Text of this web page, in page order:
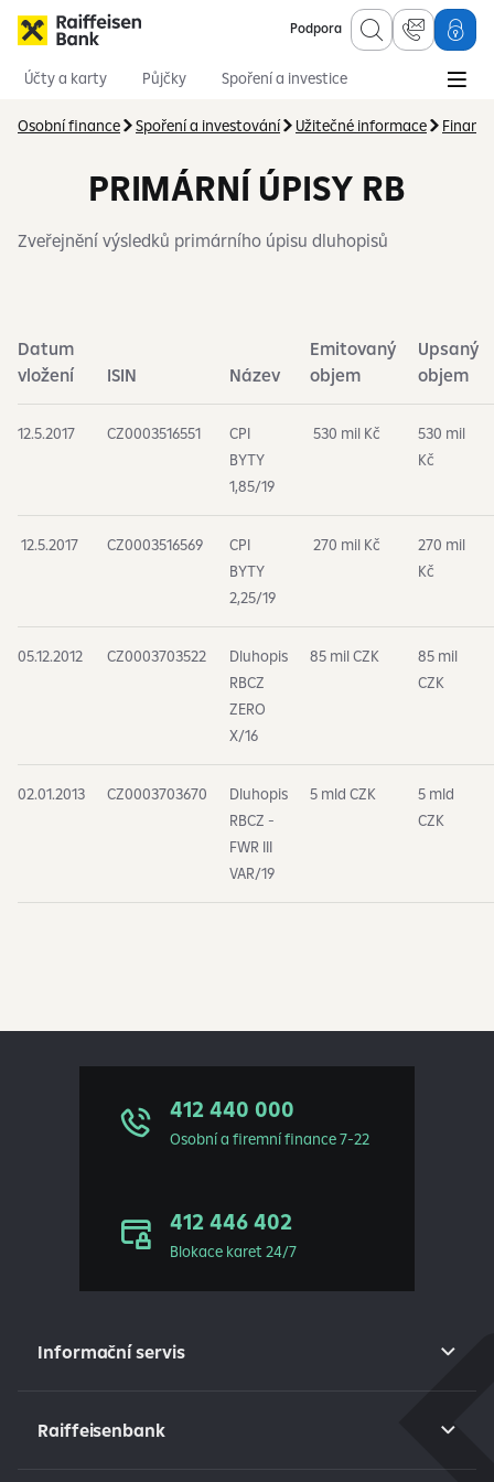
Podpora
Účty a karty Půjčky
Spoření a investice
Osobní finance
Spoření a investování Užitečné informace
PRIMÁRNÍ ÚPISY RB
Zveřejnění výsledků primárního úpisu dluhopisů
Datum
vložení
ISIN Název
Emitovaný
objem
Upsaný
objem
12.5.2017 CZ0003516551
CPI
BYTY
1,85/19
530 mil Kč
530 mil
Kč
12.5.2017 CZ0003516569
CPI
BYTY
2,25/19
270 mil Kč
270 mil
Kč
05.12.2012 CZ0003703522
Dluhopis
RBCZ
ZERO
X/16
85 mil CZK
85 mil
CZK
02.01.2013 CZ0003703670
Dluhopis
RBCZ -
FWR III
VAR/19
5 mld CZK
5 mld
CZK
412 440 000
Osobní a firemní finance 7-22
412 446 402
Blokace karet 24/7
Informační servis
Raiffeisenbank